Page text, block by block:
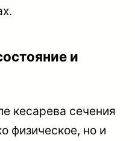
и
кесарева сечения
физическое, но и